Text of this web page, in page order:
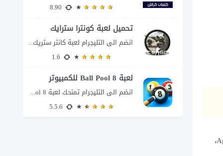
هل يمكنك أن تبدأ كخلية صغيرة جدًا ثم تتحول خلال دقائق إلى أكبر لاعب في الساحة؟ هذا هو التحدي الحقيقي داخل لعبة Agar.io،
تحميل لعبة كونترا سترايك
انضم الى التليجرام لعبة كانتر ستريك مجانا 2026 عند البحث عن تحميل Counter-Strike للكمبيوتر...
لعبة 8 Ball Pool للكمبيوتر
انضم الى التليجرام تمنحك لعبة 8 Ball Pool تجربة تنافسية ممتعة تجمع بين دقة...